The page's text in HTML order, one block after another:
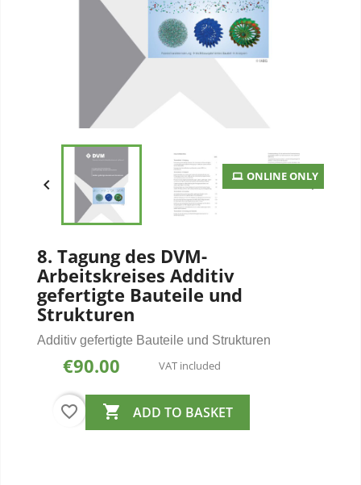
ONLINE ONLY
 
8. Tagung des DVM-
Arbeitskreises Additiv
gefertigte Bauteile und
Strukturen
Additiv gefertigte Bauteile und Strukturen
€90.00 VAT included
favorite_border  ADD TO BASKET